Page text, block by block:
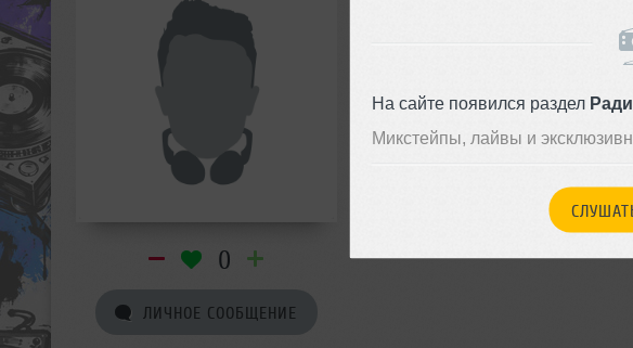
На сайте появился раздел
Микстейпы, лайвы и
0
ЛИЧНОЕ СООБЩЕНИЕ